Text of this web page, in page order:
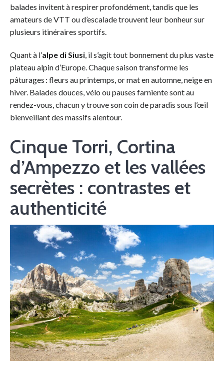
balades invitent à respirer profondément, tandis que les
amateurs de VTT ou d’escalade trouvent leur bonheur sur
plusieurs itinéraires sportifs.
Quant à l’alpe di Siusi, il s’agit tout bonnement du plus vaste
plateau alpin d’Europe. Chaque saison transforme les
pâturages : fleurs au printemps, or mat en automne, neige en
hiver. Balades douces, vélo ou pauses farniente sont au
rendez-vous, chacun y trouve son coin de paradis sous l’œil
bienveillant des massifs alentour.
Cinque Torri, Cortina
d’Ampezzo et les vallées
secrètes : contrastes et
authenticité